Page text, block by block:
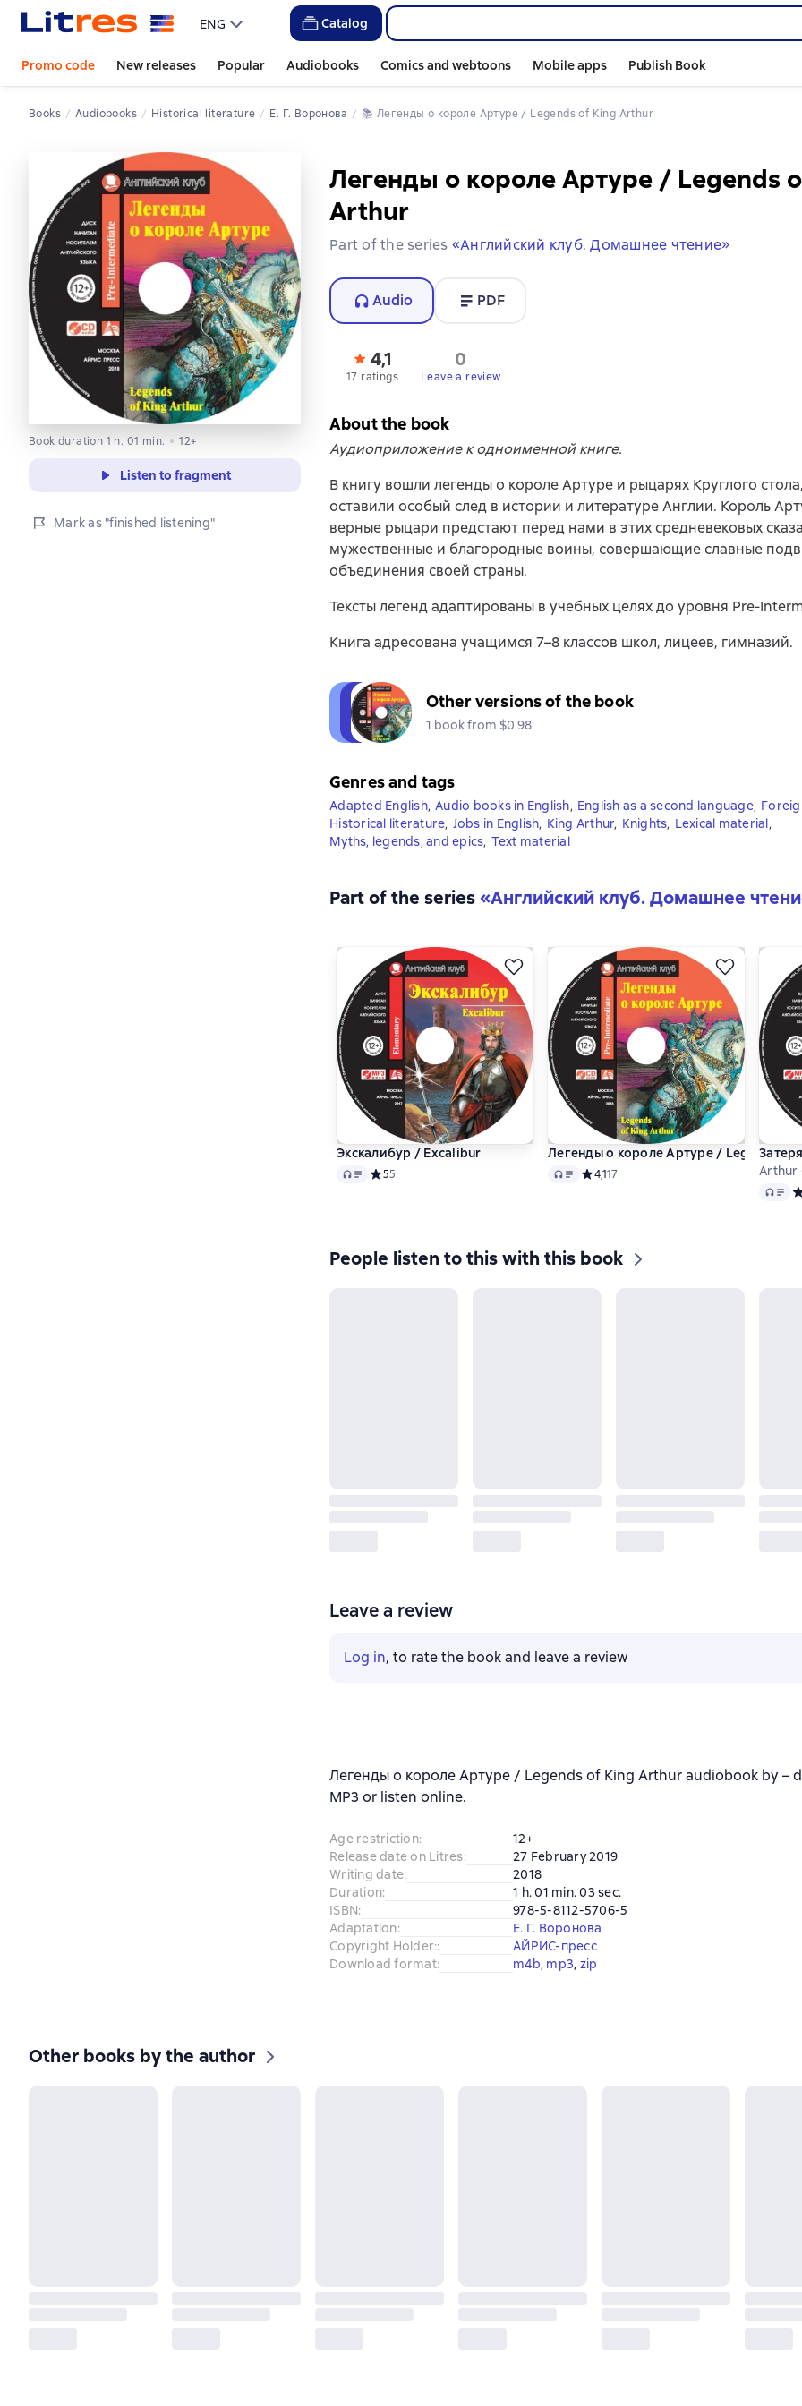
ENG Catalog
Promo code New releases Popular Audiobooks Comics and webtoons Mobile apps Publish Book
Books Audiobooks Historical literature Е. Г. Воронова 📚 Легенды о короле Артуре / Legends of King Arthur
Book duration 1 h. 01 min. 12+
Listen to fragment
Mark as "finished listening"
Легенды о короле Артуре / Legends
Arthur
Part of the series «Английский клуб. Домашнее чтение»
Audio PDF
4,1
17 ratings
0
Leave a review
About the book
Аудиоприложение к одноименной книге.
В книгу вошли легенды о короле Артуре и рыцарях Круглого
оставили особый след в истории и литературе Англии. Король
верные рыцари предстают перед нами в этих средневековых
мужественные и благородные воины, совершающие славные
объединения своей страны.
Тексты легенд адаптированы в учебных целях до уровня Pre-
Книга адресована учащимся 7–8 классов школ, лицеев, гимназий.
Other versions of the book
1 book from $0.98
Genres and tags
Adapted English, Audio books in English, English as a second language,
Historical literature, Jobs in English, King Arthur, Knights, Lexical material,
Myths, legends, and epics, Text material
Part of the series«Английский клуб. Домашнее
Экскалибур / Excalibur
Audio Средний рейтинг 5 на основе 5 оценок
55
Легенды о короле Артуре / Legends of
Audio Средний рейтинг 4,1 на основе 17 оценок
4,117
Arthur
Audio
People listen to this with this book
Leave a review
Log in, to rate the book and leave a review
Легенды о короле Артуре / Legends of King Arthur audiobook by –
MP3 or listen online.
Age restriction:
12+
Release date on Litres:
27 February 2019
Writing date:
2018
Duration:
1 h. 01 min. 03 sec.
ISBN:
978-5-8112-5706-5
Adaptation:
Е. Г. Воронова
Copyright Holder::
АЙРИС-пресс
Download format: m4b, mp3, zip
Other books by the author